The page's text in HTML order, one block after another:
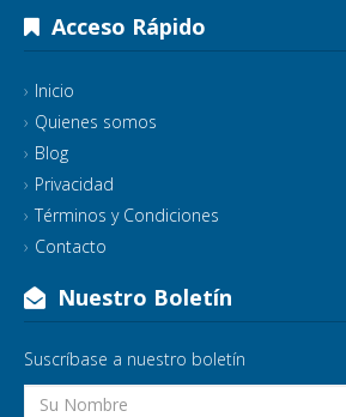
Acceso Rápido
Inicio
Quienes somos
Blog
Privacidad
Términos y Condiciones
Contacto
Nuestro Boletín
Suscríbase a nuestro boletín